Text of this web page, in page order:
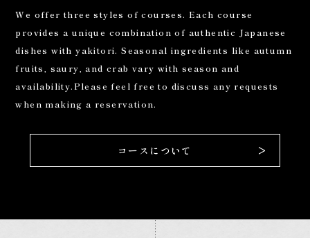
We offer three styles of courses. Each course
provides a unique combination of authentic Japanese
dishes with yakitori. Seasonal ingredients like autumn
fruits, saury, and crab vary with season and
availability.Please feel free to discuss any requests
when making a reservation.
コースについて >